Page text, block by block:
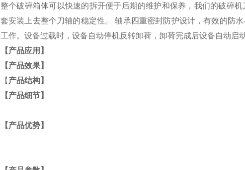
整个破碎箱体可以快速的拆开便于后期的维护和保养，我们的破碎
套安装上去整个刀轴的稳定性。
轴承四重密封防护设计，有效的防
工作。设备过载时，设备自动停机反转卸荷，卸荷完成后设备自动启
【产品应用】
【产品效果】
【 产品结构】
【产品细节】
【产品优势】